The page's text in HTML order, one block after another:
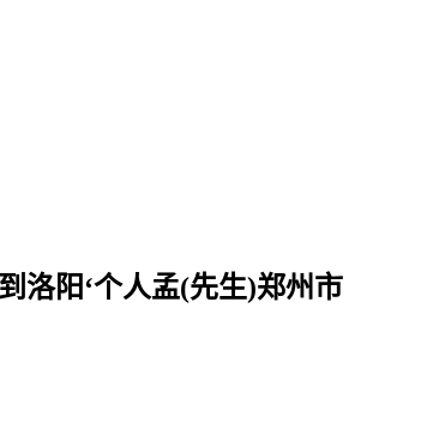
洛阳‘个人孟(先生)郑州市